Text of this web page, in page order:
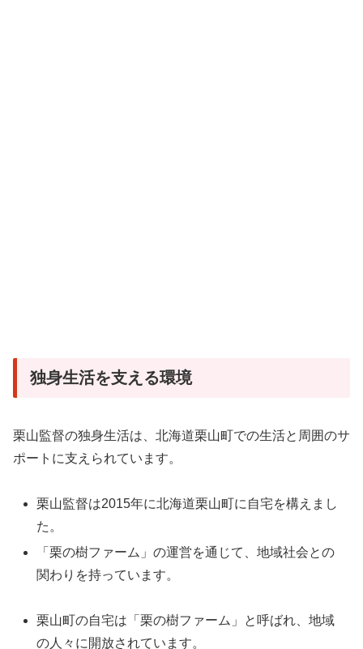
独身生活を支える環境
栗山監督の独身生活は、北海道栗山町での生活と周囲のサ
ポートに支えられています。
栗山監督は2015年に北海道栗山町に自宅を構えまし
た。
「栗の樹ファーム」の運営を通じて、地域社会との
関わりを持っています。
栗山町の自宅は「栗の樹ファーム」と呼ばれ、地域
の人々に開放されています。